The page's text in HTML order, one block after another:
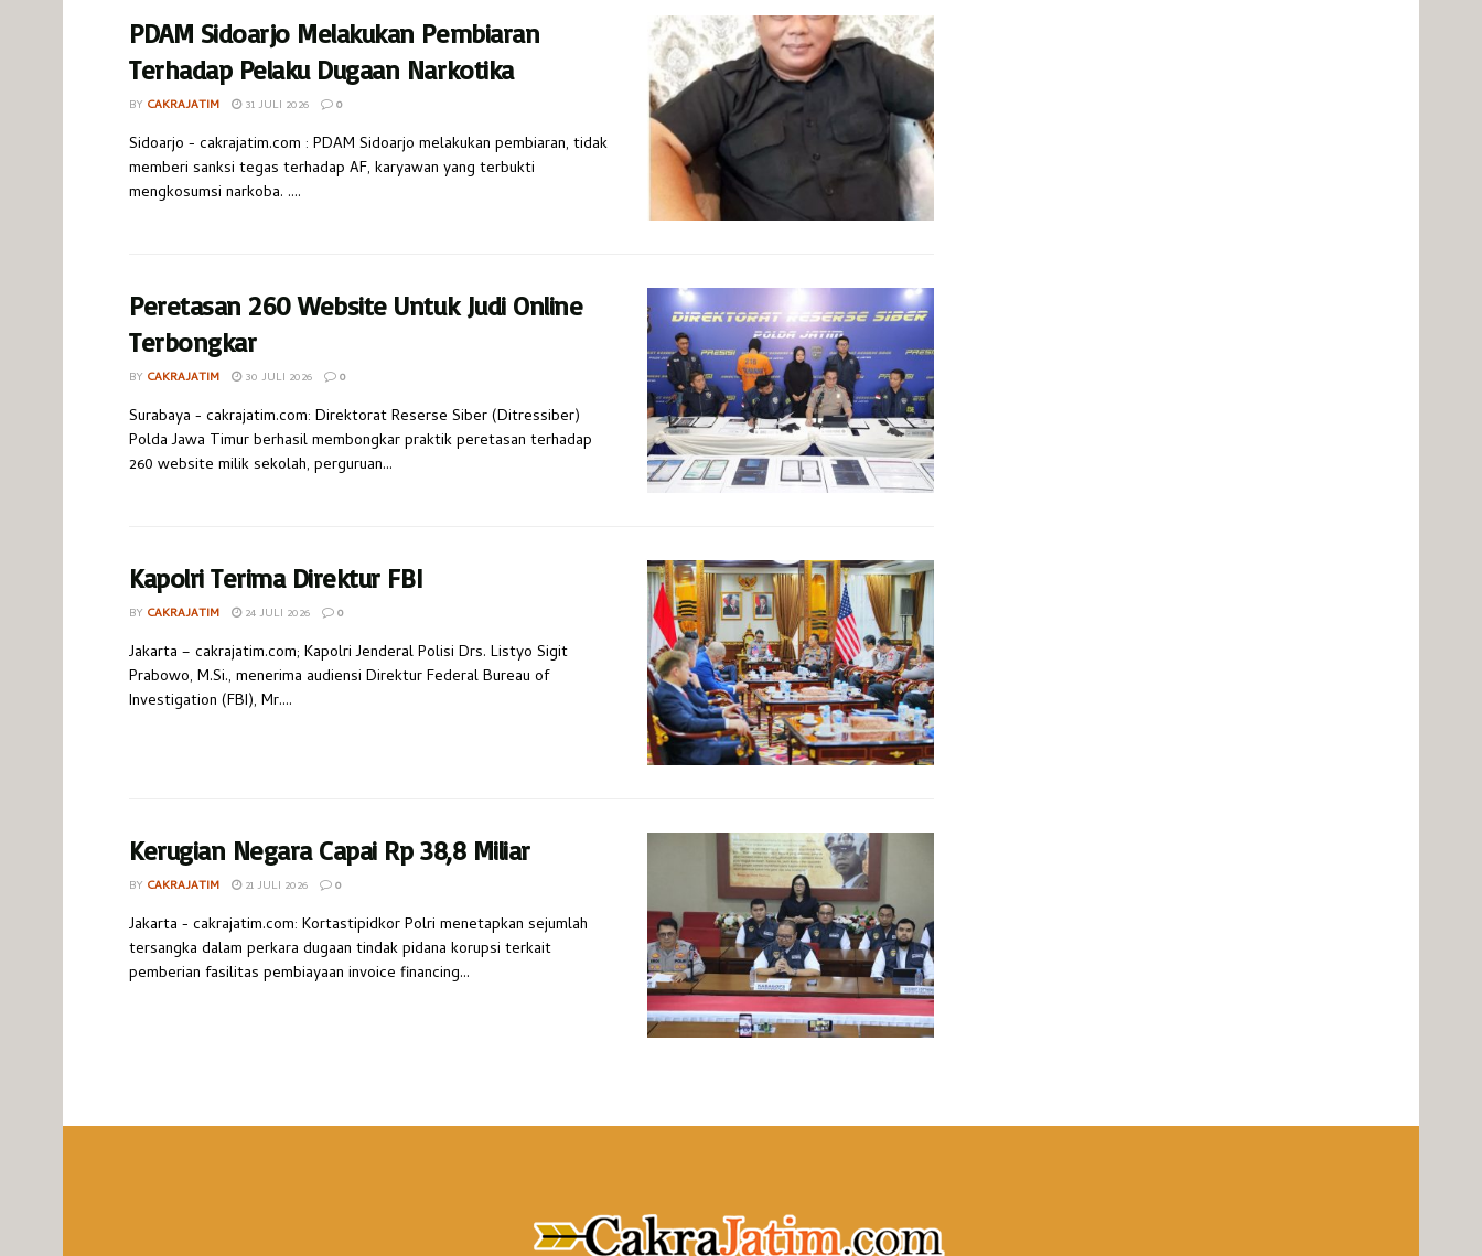
PDAM Sidoarjo Melakukan Pembiaran
Terhadap Pelaku Dugaan Narkotika
BY CAKRAJATIM 31 JULI 2026 0
Sidoarjo - cakrajatim.com : PDAM Sidoarjo melakukan pembiaran, tidak
memberi sanksi tegas terhadap AF, karyawan yang terbukti
mengkosumsi narkoba. ....
Peretasan 260 Website Untuk Judi Online
Terbongkar
BY CAKRAJATIM 30 JULI 2026 0
Surabaya - cakrajatim.com: Direktorat Reserse Siber (Ditressiber)
Polda Jawa Timur berhasil membongkar praktik peretasan terhadap
260 website milik sekolah, perguruan...
Kapolri Terima Direktur FBI
BY CAKRAJATIM 24 JULI 2026 0
Jakarta – cakrajatim.com; Kapolri Jenderal Polisi Drs. Listyo Sigit
Prabowo, M.Si., menerima audiensi Direktur Federal Bureau of
Investigation (FBI), Mr....
Kerugian Negara Capai Rp 38,8 Miliar
BY CAKRAJATIM 21 JULI 2026 0
Jakarta - cakrajatim.com: Kortastipidkor Polri menetapkan sejumlah
tersangka dalam perkara dugaan tindak pidana korupsi terkait
pemberian fasilitas pembiayaan invoice financing...